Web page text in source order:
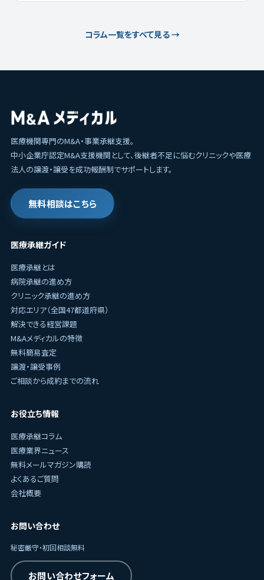
コラム一覧をすべて見る →
医療機関専門のM&A・事業承継支援。
中小企業庁認定M&A支援機関として、後継者不足に悩むクリニックや医療
法人の譲渡・譲受を成功報酬制でサポートします。
無料相談はこちら
医療承継ガイド
医療承継とは
病院承継の進め方
クリニック承継の進め方
対応エリア（全国47都道府県）
解決できる経営課題
M&Aメディカルの特徴
無料簡易査定
譲渡・譲受事例
ご相談から成約までの流れ
お役立ち情報
医療承継コラム
医療業界ニュース
無料メールマガジン購読
よくあるご質問
会社概要
お問い合わせ
秘密厳守・初回相談無料
お問い合わせフォーム